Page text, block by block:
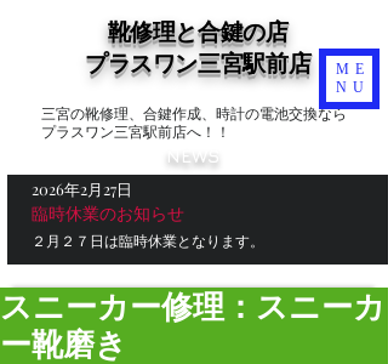
三宮の靴修理、合鍵作成、時計の電池交換なら
プラスワン三宮駅前店へ！！
NEWS
2026年2月27日
臨時休業のお知らせ
２月２７日は臨時休業となります。
靴修理と合鍵の店
​プラスワン三宮駅前店
ME
NU
スニーカー修理：スニーカ
ー靴磨き